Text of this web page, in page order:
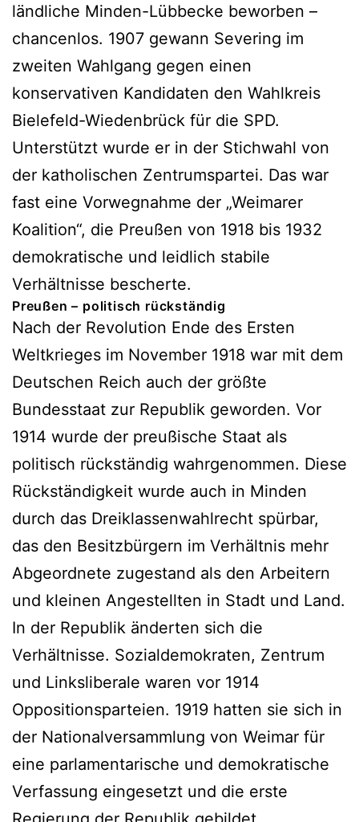
ländliche Minden-Lübbecke beworben –
chancenlos. 1907 gewann Severing im
zweiten Wahlgang gegen einen
konservativen Kandidaten den Wahlkreis
Bielefeld-Wiedenbrück für die SPD.
Unterstützt wurde er in der Stichwahl von
der katholischen Zentrumspartei. Das war
fast eine Vorwegnahme der „Weimarer
Koalition“, die Preußen von 1918 bis 1932
demokratische und leidlich stabile
Verhältnisse bescherte.
Preußen – politisch rückständig
Nach der Revolution Ende des Ersten
Weltkrieges im November 1918 war mit dem
Deutschen Reich auch der größte
Bundesstaat zur Republik geworden. Vor
1914 wurde der preußische Staat als
politisch rückständig wahrgenommen. Diese
Rückständigkeit wurde auch in Minden
durch das Dreiklassenwahlrecht spürbar,
das den Besitzbürgern im Verhältnis mehr
Abgeordnete zugestand als den Arbeitern
und kleinen Angestellten in Stadt und Land.
In der Republik änderten sich die
Verhältnisse. Sozialdemokraten, Zentrum
und Linksliberale waren vor 1914
Oppositionsparteien. 1919 hatten sie sich in
der Nationalversammlung von Weimar für
eine parlamentarische und demokratische
Verfassung eingesetzt und die erste